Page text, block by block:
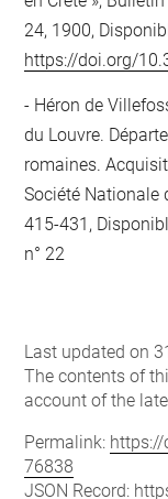
24, 1900,
https://doi.org/
Héron de
du Louvre.
romaines.
Société Nationale
415-431,
n° 22
Last updated on
The contents of
account of the
Permalink:
76838
JSON Record: